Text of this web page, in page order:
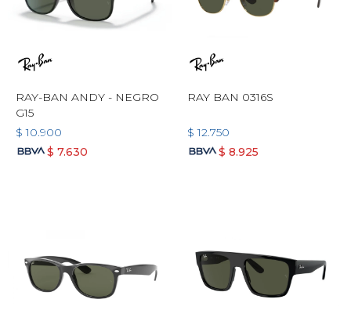
RAY-BAN ANDY - NEGRO
G15
$ 10.900
$ 7.630
RAY BAN 0316S
$ 12.750
$ 8.925